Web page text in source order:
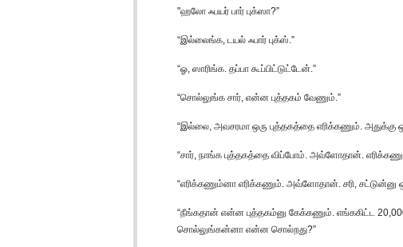
"ஹலோ ஃபயர் பார் புக்ஸா?”
“இல்லைங்க, டயல் ஃபார் புக்ஸ்.”
“ஓ, ஸாரிங்க. தப்பா கூப்பிட்டுட்டேன்.”
“சொல்லுங்க சார், என்ன புத்தகம் வேணும்.”
“இல்லை, அவசரமா ஒரு புத்தகத்தை எரிக்கணும். அதுக்கு
“சார், நாங்க புத்தகத்தை விப்போம். அவ்ளோதான்.
“எரிக்கணும்னா எரிக்கணும். அவ்ளோதான். சரி, சட்டுன்னு
“நீங்கதான் என்ன புத்தகம்னு கேக்கணும். எங்ககிட்ட
சொல்லுங்கன்னா என்ன சொல்றது?”